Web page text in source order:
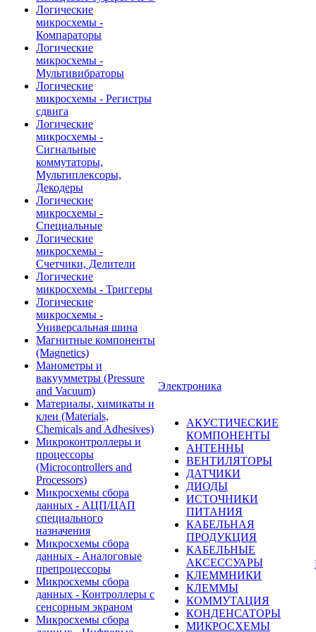
Логические
микросхемы -
Компараторы
Логические
микросхемы -
Мультивибраторы
Логические
микросхемы - Регистры
сдвига
Логические
микросхемы -
Сигнальные
коммутаторы,
Мультиплексоры,
Декодеры
Логические
микросхемы -
Специальные
Логические
микросхемы -
Счетчики, Делители
Логические
микросхемы - Триггеры
Логические
микросхемы -
Универсальная шина
Магнитные компоненты
(Magnetics)
Манометры и
вакуумметры (Pressure
and Vacuum)
Материалы, химикаты и
клеи (Materials,
Chemicals and Adhesives)
Микроконтроллеры и
процессоры
(Microcontrollers and
Processors)
Микросхемы сбора
данных - АЦП/ЦАП
специального
назначения
Микросхемы сбора
данных - Аналоговые
препроцессоры
Микросхемы сбора
данных - Контроллеры с
сенсорным экраном
Микросхемы сбора
Электроника
АКУСТИЧЕСКИЕ
КОМПОНЕНТЫ
АНТЕННЫ
ВЕНТИЛЯТОРЫ
ДАТЧИКИ
ДИОДЫ
ИСТОЧНИКИ
ПИТАНИЯ
КАБЕЛЬНАЯ
ПРОДУКЦИЯ
КАБЕЛЬНЫЕ
АКСЕССУАРЫ
КЛЕММНИКИ
КЛЕММЫ
КОММУТАЦИЯ
КОНДЕНСАТОРЫ
МИКРОСХЕМЫ